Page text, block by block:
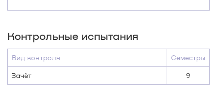
Контрольные испытания
Вид контроля Семестры
Зачёт 9